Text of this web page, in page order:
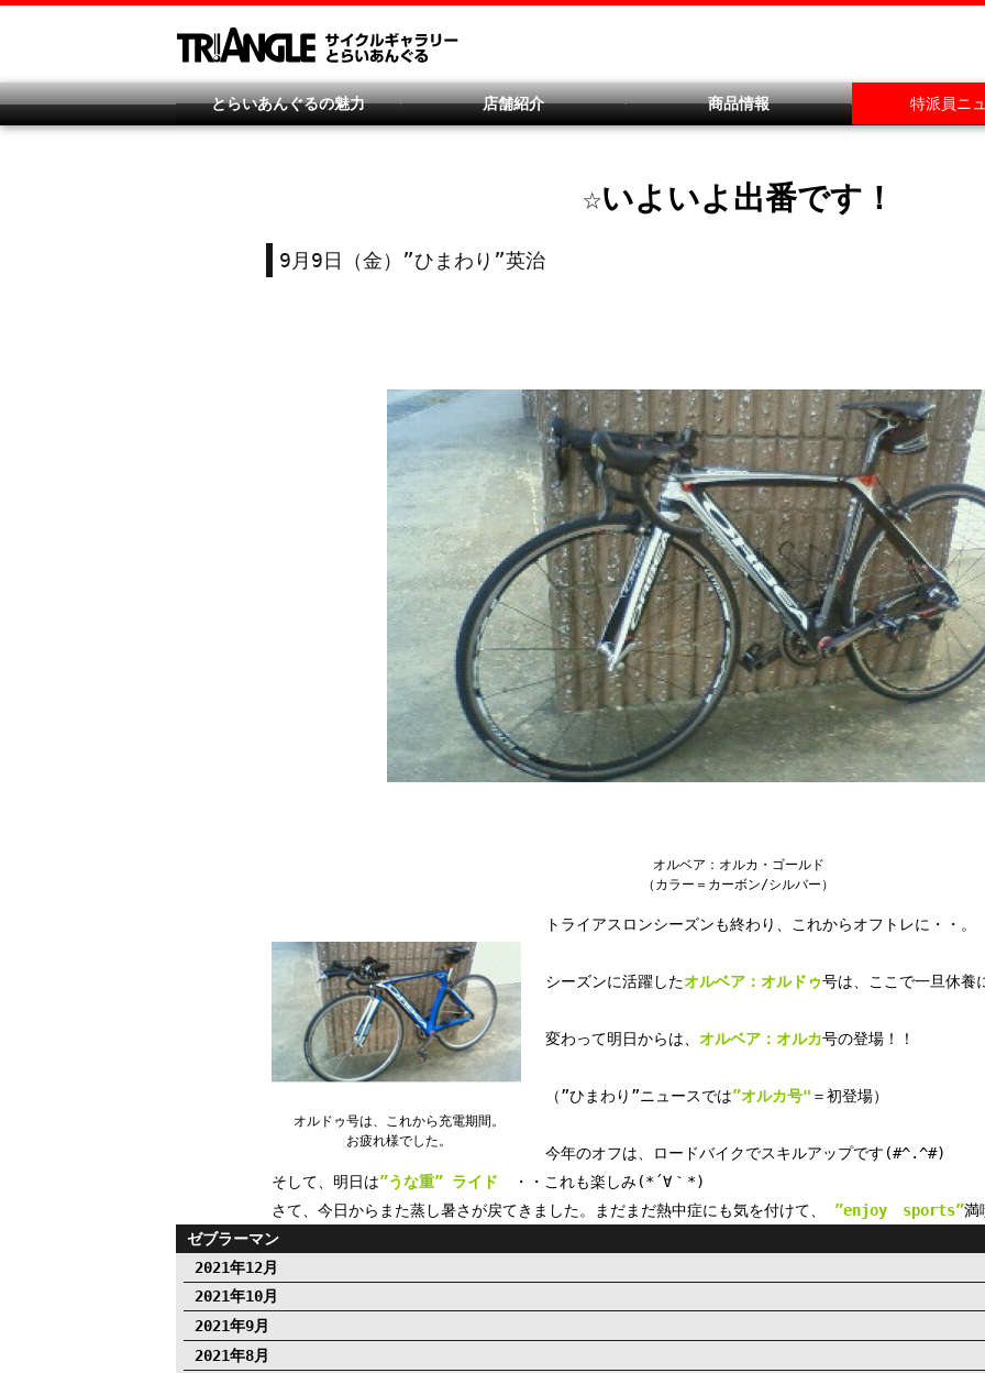
とらいあんぐるの魅力 店舗紹介 商品情報 特派員ニ
☆いよいよ出番です！
9月9日（金）”ひまわり”英治
オルベア：オルカ・ゴールド
（カラー＝カーボン/シルバー）
オルドゥ号は、これから充電期間。
お疲れ様でした。
トライアスロンシーズンも終わり、これからオフトレに・・。
シーズンに活躍したオルベア：オルドゥ号は、ここで一旦休養
変わって明日からは、 オルベア：オルカ号の登場！！
（”ひまわり”ニュースでは”オルカ号" ＝初登場）
今年のオフは、ロードバイクでスキルアップです(#^.^#)
そして、明日は”うな重” ライド
・・これも楽しみ(*´∀｀*)
さて、今日からまた蒸し暑さが戻てきました。まだまだ熱中症にも気を付けて、
”enjoy sports”満
ゼブラーマン
2021年12月
2021年10月
2021年9月
2021年8月